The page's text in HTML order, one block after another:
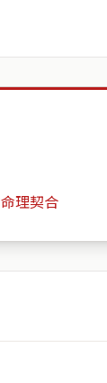
理契合